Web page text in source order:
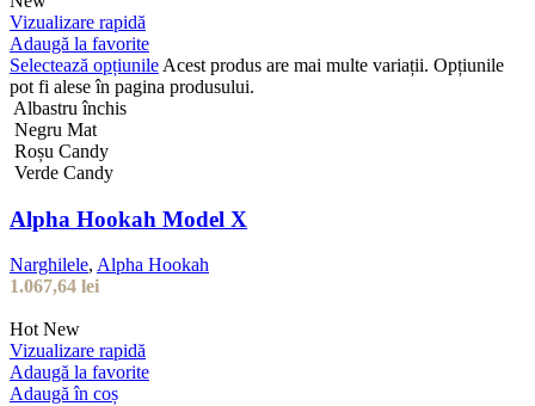
Vizualizare rapidă
Adaugă la favorite
Selectează opțiunile Acest produs are mai multe variații. Opțiunile
pot fi alese în pagina produsului.
Albastru închis
Negru Mat
Roșu Candy
Verde Candy
Alpha Hookah Model X
Narghilele, Alpha Hookah
1.067,64 lei
Hot New
Vizualizare rapidă
Adaugă la favorite
Adaugă în coș